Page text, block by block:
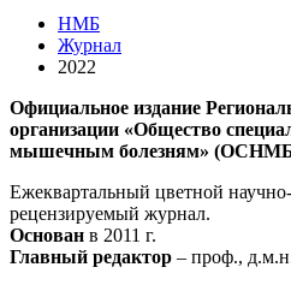
НМБ
Журнал
2022
Официальное издание
организации «Общество
мышечным болезням»
Ежеквартальный цветной
рецензируемый журнал.
Основан в 2011 г.
Главный редактор – проф.,